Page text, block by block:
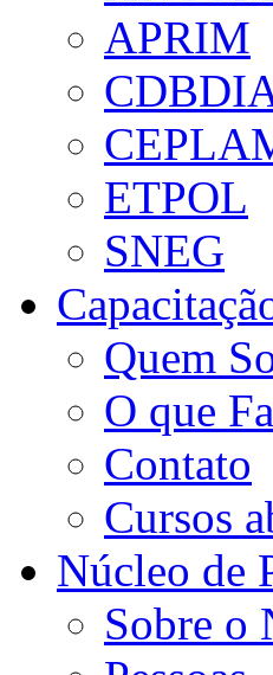
APRIM
ETPOL
SNEG
Quem
O que
Contato
Cursos
Núcleo de
Sobre o